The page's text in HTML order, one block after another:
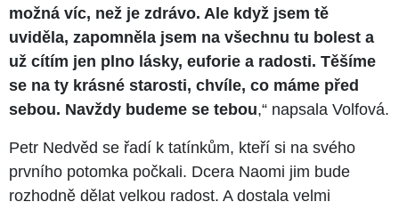
možná víc, než je zdrávo. Ale když jsem tě
uviděla, zapomněla jsem na všechnu tu bolest a
už cítím jen plno lásky, euforie a radosti. Těšíme
se na ty krásné starosti, chvíle, co máme před
sebou. Navždy budeme se tebou,“ napsala Volfová.
Petr Nedvěd se řadí k tatínkům, kteří si na svého
prvního potomka počkali. Dcera Naomi jim bude
rozhodně dělat velkou radost. A dostala velmi